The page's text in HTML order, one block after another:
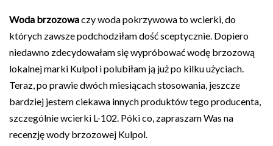
Woda brzozowaczy woda pokrzywowa to wcierki, do
których zawsze podchodziłam dość sceptycznie. Dopiero
niedawno zdecydowałam się wypróbować wodę brzozową
lokalnej marki Kulpol i polubiłam ją już po kilku użyciach.
Teraz, po prawie dwóch miesiącach stosowania, jeszcze
bardziej jestem ciekawa innych produktów tego producenta,
szczególnie wcierki L-102. Póki co, zapraszam Was na
recenzję wody brzozowej Kulpol.